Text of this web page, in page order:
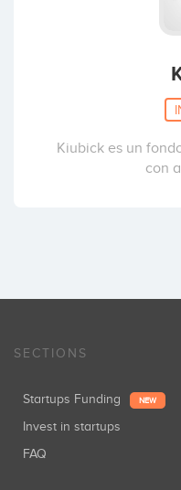
Kiubick es un
con
SECTIONS
Startups Funding NEW
Invest in startups
FAQ